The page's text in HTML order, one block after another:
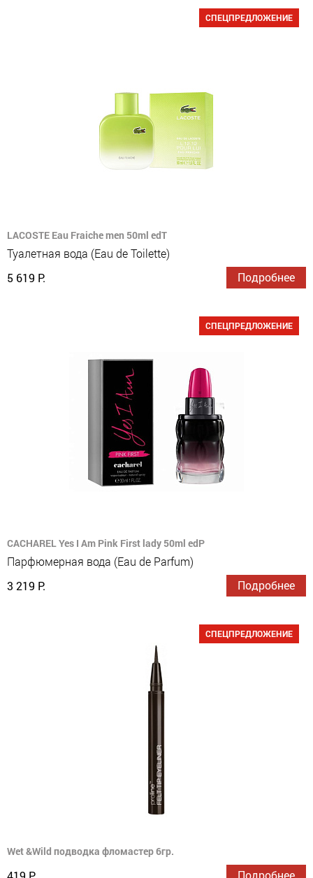
СПЕЦПРЕДЛОЖЕНИЕ
LACOSTE Eau Fraiche men 50ml edT
Туалетная вода (Eau de Toilette)
5 619 Р.
Подробнее
СПЕЦПРЕДЛОЖЕНИЕ
CACHAREL Yes I Am Pink First lady 50ml edP
Парфюмерная вода (Eau de Parfum)
3 219 Р.
Подробнее
СПЕЦПРЕДЛОЖЕНИЕ
Wet &Wild подводка фломастер 6гр.